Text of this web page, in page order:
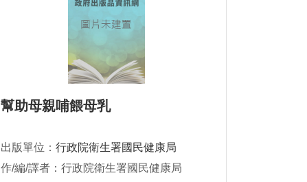
幫助母親哺餵母乳
出版單位： 行政院衛生署國民健康局
作/編/譯者：行政院衛生署國民健康局